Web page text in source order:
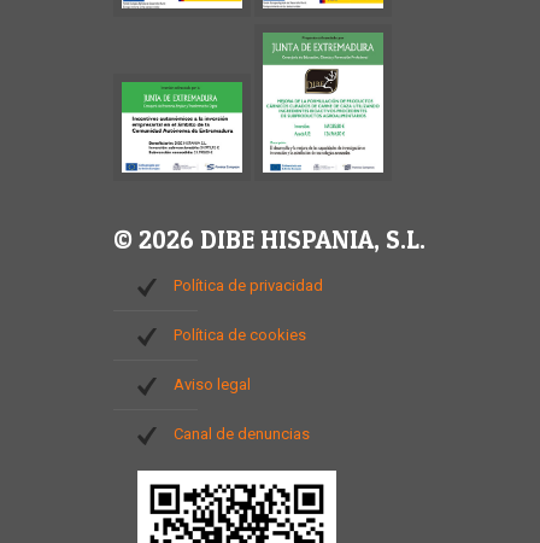
© 2026 DIBE HISPANIA, S.L.
Política de privacidad
Política de cookies
Aviso legal
Canal de denuncias